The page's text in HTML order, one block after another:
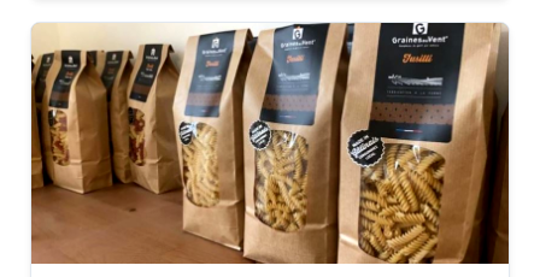
Dégustation